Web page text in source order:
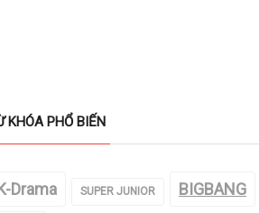
KHÓA PHỔ BIẾN
Drama SUPER JUNIOR BIGBANG